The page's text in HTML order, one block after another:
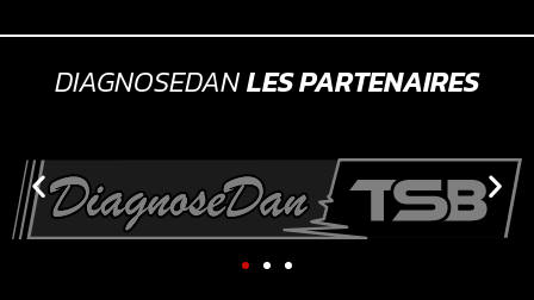
DIAGNOSEDANLES PARTENAIRES